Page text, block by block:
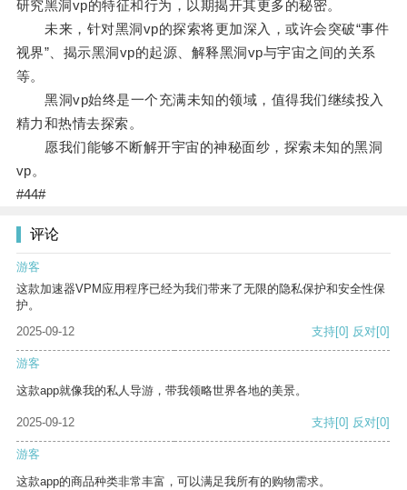
研究黑洞vp的特征和行为，以期揭开其更多的秘密。
未来，针对黑洞vp的探索将更加深入，或许会突破“事件
视界”、揭示黑洞vp的起源、解释黑洞vp与宇宙之间的关系
等。
黑洞vp始终是一个充满未知的领域，值得我们继续投入
精力和热情去探索。
愿我们能够不断解开宇宙的神秘面纱，探索未知的黑洞
vp。
#44#
评论
游客
这款加速器VPM应用程序已经为我们带来了无限的隐私保护和安全性保
护。
2025-09-12
支持[0] 反对[0]
游客
这款app就像我的私人导游，带我领略世界各地的美景。
2025-09-12 支持[0] 反对[0]
游客
这款app的商品种类非常丰富，可以满足我所有的购物需求。